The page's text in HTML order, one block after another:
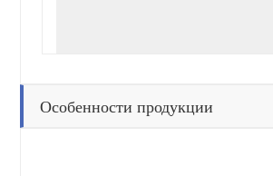
Особенности продукции